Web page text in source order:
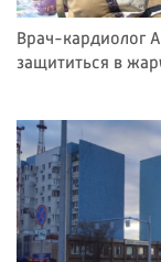
Врач-кардиолог
защититься в